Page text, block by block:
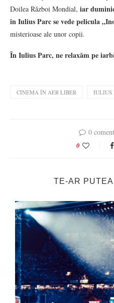
Doilea Război Mondial, iar
în Iulius Parc se vede pelicula
misterioase ale unor copii.
În Iulius Parc, ne relaxăm pe
CINEMA ÎN AER LIBER IULIUS
0
0
TE-AR PUTEA